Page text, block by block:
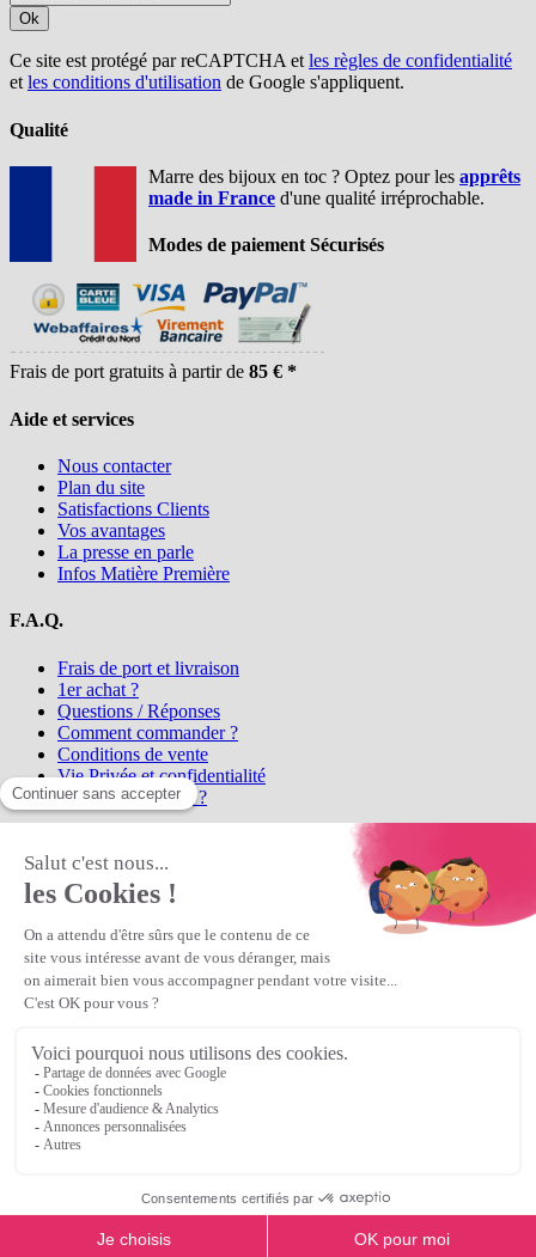
Ok
Ce site est protégé par reCAPTCHA etles règles de confidentialité
etles conditions d'utilisation de Google s'appliquent.
Qualité
Marre des bijoux en toc ? Optez pour les apprêts
made in France d'une qualité irréprochable.
Modes de paiement Sécurisés
Frais de port gratuits à partir de 85 € *
Aide et services
Nous contacter
Plan du site
Satisfactions Clients
Vos avantages
La presse en parle
Infos Matière Première
F.A.Q.
Frais de port et livraison
1er achat ?
Questions / Réponses
Comment commander ?
Conditions de vente
Vie Privée et confidentialité
Qui sommes-nous ?
la référence en perles et bijoux
perles en ligne, telles que les perles
et cristaux et strass en cristal Preciosa, les perles Miyuki perles et
apprêts en Argent 925, Gold Filled, perles de rocaille Preciosa
Matière Première est un
Première
Veuillez patienter...
Continuer vos achats
or Voir le panier